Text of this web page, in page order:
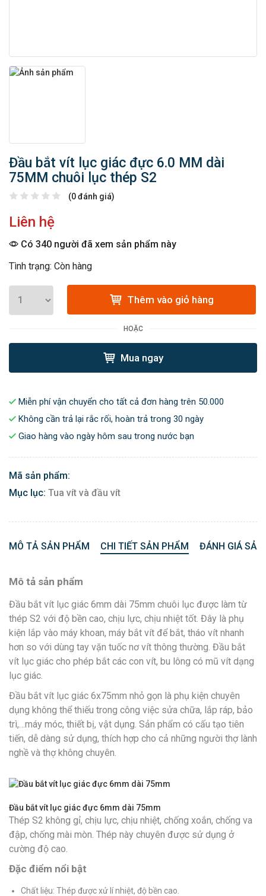
Đầu bắt vít lục giác đực 6.0 MM dài
75MM chuôi lục thép S2
(0 đánh giá)
Liên hệ
Có 340 người đã xem sản phẩm này
Tình trạng: Còn hàng
Thêm vào giỏ hàng
HOẶC
Mua ngay
Miễn phí vận chuyển cho tất cả đơn hàng trên 50.000
Không cần trả lại rắc rối, hoàn trả trong 30 ngày
Giao hàng vào ngày hôm sau trong nước bạn
Mã sản phẩm:
Mục lục: Tua vít và đầu vít
MÔ TẢ SẢN PHẨM CHI TIẾT SẢN PHẨM ĐÁNH GIÁ
Mô tả sản phẩm
Đầu bắt vít lục giác 6mm dài 75mm chuôi lục được làm từ
thép S2 với độ bền cao, chịu lực, chịu nhiệt tốt. Đây là phụ
kiện lắp vào máy khoan, máy bắt vít để bắt, tháo vít nhanh
hơn so với dùng tay vặn tuốc nơ vít thông thường. Đầu bắt
vít lục giác cho phép bắt các con vít, bu lông có mũ vít dạng
lục giác.
Đầu bắt vít lục giác 6x75mm nhỏ gọn là phụ kiện chuyên
dụng không thể thiếu trong công việc sửa chữa, lắp ráp, bảo
trì,…máy móc, thiết bị, vật dụng. Sản phẩm có cấu tạo tiên
tiến, dễ dàng sử dụng, thích hợp cho cả những người thợ lành
nghề và thợ không chuyên.
Đầu bắt vít lục giác đực 6mm dài 75mm
Thép S2 không gỉ, chịu lực, chịu nhiệt, chống xoắn, chống va
đập, chống mài mòn. Thép này chuyên được sử dụng ở
cường độ cao.
Đặc điểm nổi bật
Chất liệu: Thép được xử lí nhiệt, độ bền cao.